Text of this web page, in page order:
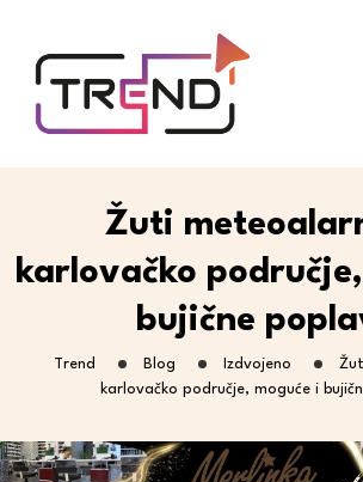
Žuti
karlovačko
bujične
Trend Blog Izdvojeno
karlovačko područje, moguće i